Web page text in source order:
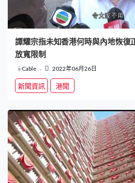
譚耀宗指未知香港何時與內地恢
放寬限制
i-Cable 2022年06月26日
新聞資訊 港聞